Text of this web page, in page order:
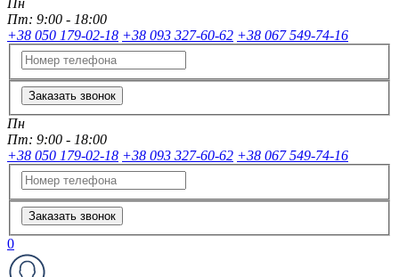
Пн
Пт: 9:00 - 18:00
+38 050 179-02-18 +38 093 327-60-62 +38 067 549-74-16
Заказать звонок
Пн
Пт: 9:00 - 18:00
+38 050 179-02-18 +38 093 327-60-62 +38 067 549-74-16
Заказать звонок
0